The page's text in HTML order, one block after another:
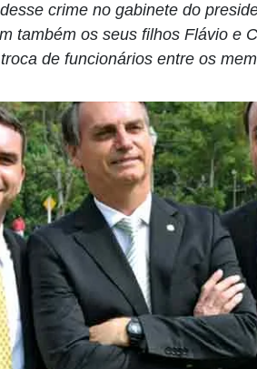
crime no gabinete do
também os seus filhos Flávio e
de funcionários entre os